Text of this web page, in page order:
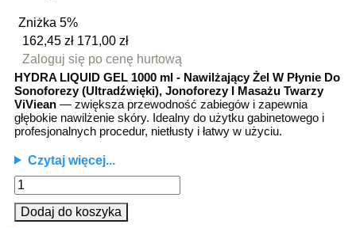
Zniżka 5%
162,45 zł 171,00 zł
Zaloguj się po cenę hurtową
HYDRA LIQUID GEL 1000 ml - Nawilżający Żel W Płynie Do
Sonoforezy (Ultradźwięki), Jonoforezy I Masażu Twarzy
ViViean — zwiększa przewodność zabiegów i zapewnia
głębokie nawilżenie skóry. Idealny do użytku gabinetowego i
profesjonalnych procedur, nietłusty i łatwy w użyciu.
Czytaj więcej...
Dodaj do koszyka